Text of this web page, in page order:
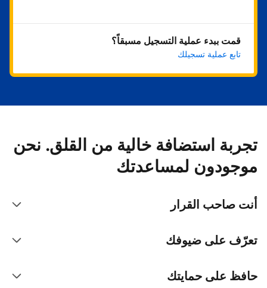
قمت ببدء عملية التسجيل مسبقاً؟
تابع عملية تسجيلك
تجربة استضافة خالية من القلق. نحن
موجودون لمساعدتك
أنت صاحب القرار
تعرّف على ضيوفك
حافظ على حمايتك